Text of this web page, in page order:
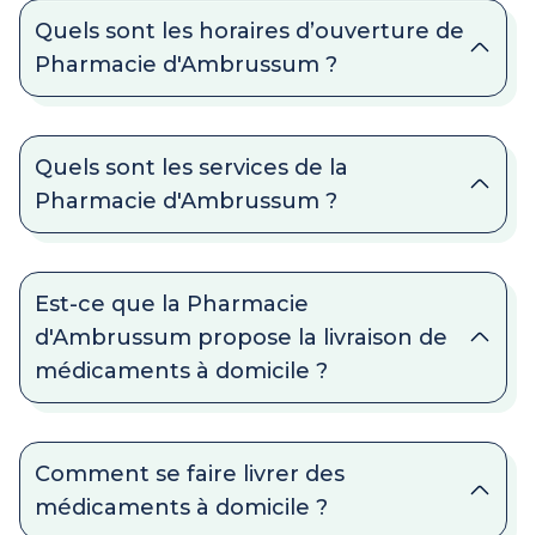
Quels sont les horaires d’ouverture de
Pharmacie d'Ambrussum ?
Quels sont les services de la
Pharmacie d'Ambrussum ?
Est-ce que la Pharmacie
d'Ambrussum propose la livraison de
médicaments à domicile ?
Comment se faire livrer des
médicaments à domicile ?